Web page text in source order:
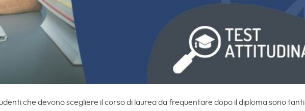
che devono scegliere il corso di laurea da frequentare dopo il diploma sono tanti.